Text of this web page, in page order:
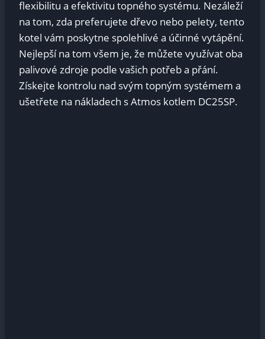
flexibilitu a efektivitu topného systému. Nezáleží
na tom, zda preferujete dřevo nebo pelety, tento
kotel vám poskytne spolehlivé a účinné vytápění.
Nejlepší na tom všem je, že můžete využívat oba
palivové zdroje podle vašich potřeb a přání.
Získejte kontrolu nad svým topným systémem a
ušetřete na nákladech s Atmos kotlem DC25SP.